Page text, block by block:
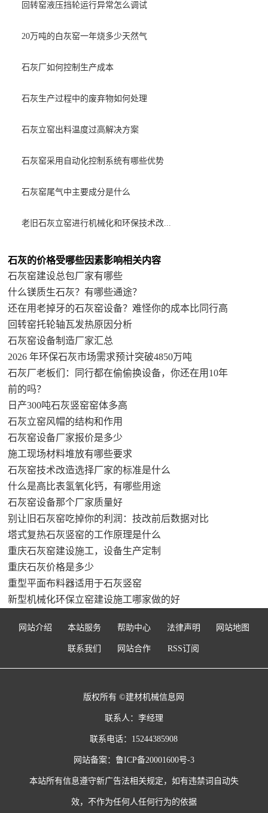
回转窑液压挡轮运行异常怎么调试
20万吨的白灰窑一年烧多少天然气
石灰厂如何控制生产成本
石灰生产过程中的废弃物如何处理
石灰立窑出料温度过高解决方案
石灰窑采用自动化控制系统有哪些优势
石灰窑尾气中主要成分是什么
老旧石灰立窑进行机械化和环保技术改...
石灰的价格受哪些因素影响相关内容
石灰窑建设总包厂家有哪些
什么镁质生石灰？有哪些通途？
还在用老掉牙的石灰窑设备？难怪你的成本比同行高
回转窑托轮轴瓦发热原因分析
石灰窑设备制造厂家汇总
2026 年环保石灰市场需求预计突破4850万吨
石灰厂老板们：同行都在偷偷换设备，你还在用10年
前的吗？
日产300吨石灰竖窑窑体多高
石灰立窑风帽的结构和作用
石灰窑设备厂家报价是多少
施工现场材料堆放有哪些要求
石灰窑技术改造选择厂家的标准是什么
什么是高比表氢氧化钙，有哪些用途
石灰窑设备那个厂家质量好
别让旧石灰窑吃掉你的利润：技改前后数据对比
塔式复热石灰竖窑的工作原理是什么
重庆石灰窑建设施工，设备生产定制
重庆石灰价格是多少
重型平面布料器适用于石灰竖窑
新型机械化环保立窑建设施工哪家做的好
网站介绍 本站服务 帮助中心 法律声明 网站地图
联系我们 网站合作 RSS订阅
版权所有 ©建材机械信息网
联系人：李经理
联系电话：15244385908
网站备案： 鲁ICP备20001600号-3
本站所有信息遵守新广告法相关规定，如有违禁词自动失
效，不作为任何人任何行为的依据